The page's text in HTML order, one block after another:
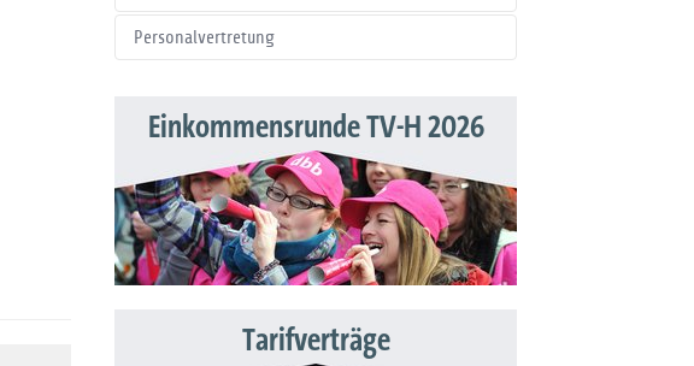
Personalvertretung
Einkommensrunde TV-H 2026
Tarifverträge